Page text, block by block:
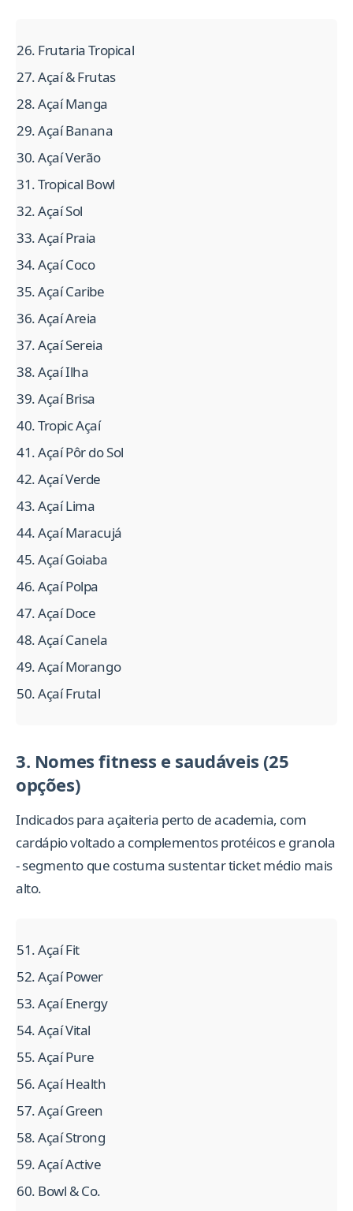
Frutaria Tropical
Açaí & Frutas
Açaí Manga
Açaí Banana
Açaí Verão
Tropical Bowl
Açaí Sol
Açaí Praia
Açaí Coco
Açaí Caribe
Açaí Areia
Açaí Sereia
Açaí Ilha
Açaí Brisa
Tropic Açaí
Açaí Pôr do Sol
Açaí Verde
Açaí Lima
Açaí Maracujá
Açaí Goiaba
Açaí Polpa
Açaí Doce
Açaí Canela
Açaí Morango
Açaí Frutal
3. Nomes fitness e saudáveis (25
opções)
Indicados para açaiteria perto de academia, com
cardápio voltado a complementos protéicos e granola
- segmento que costuma sustentar ticket médio mais
alto.
Açaí Fit
Açaí Power
Açaí Energy
Açaí Vital
Açaí Pure
Açaí Health
Açaí Green
Açaí Strong
Açaí Active
Bowl & Co.